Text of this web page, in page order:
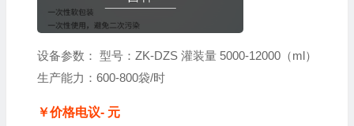
设备参数： 型号：ZK-DZS 灌装量 5000-12000（ml）
生产能力：600-800袋/时
￥价格电议- 元